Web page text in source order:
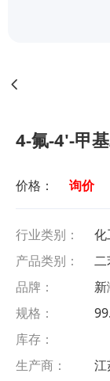
4-氟-4'-甲
价格： 询价
行业类别：
产品类别：
二
品牌：
规格：
库存：
生产商：
江